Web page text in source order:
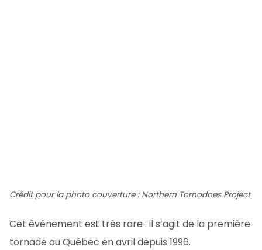
Crédit pour la photo couverture : Northern Tornadoes Project
Cet événement est très rare : il s’agit de la première
tornade au Québec en avril depuis 1996.